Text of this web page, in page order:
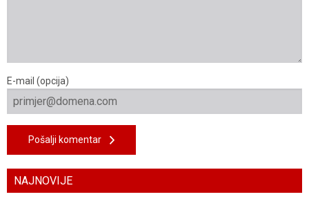
E-mail (opcija)
Pošalji komentar
NAJNOVIJE